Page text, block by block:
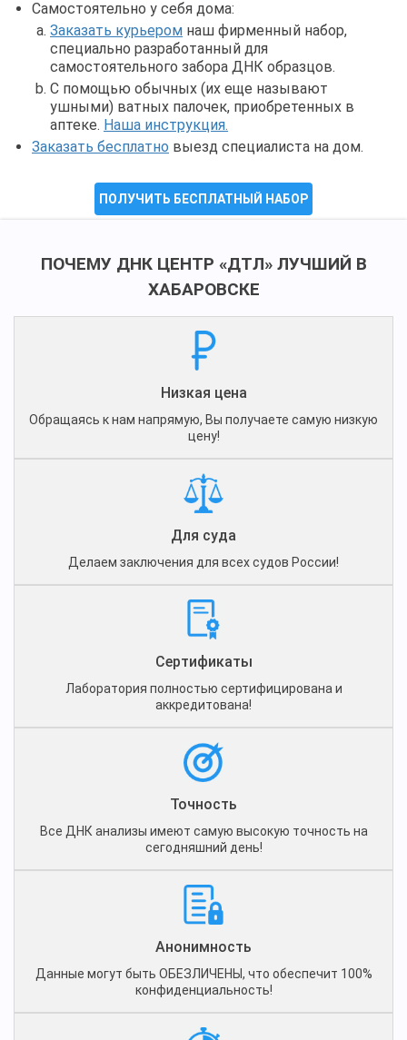
Самостоятельно у себя дома:
Заказать курьером наш фирменный набор,
специально разработанный для
самостоятельного забора ДНК образцов.
С помощью обычных (их еще называют
ушными) ватных палочек, приобретенных в
аптеке. Наша инструкция.
Заказать бесплатно выезд специалиста на дом.
ПОЛУЧИТЬ БЕСПЛАТНЫЙ НАБОР
ПОЧЕМУ ДНК ЦЕНТР «ДТЛ» ЛУЧШИЙ В
ХАБАРОВСКЕ
Низкая цена
Обращаясь к нам напрямую, Вы получаете самую низкую
цену!
Для суда
Делаем заключения для всех судов России!
Сертификаты
Лаборатория полностью сертифицирована и
аккредитована!
Точность
Все ДНК анализы имеют самую высокую точность на
сегодняшний день!
Анонимность
Данные могут быть ОБЕЗЛИЧЕНЫ, что обеспечит 100%
конфиденциальность!